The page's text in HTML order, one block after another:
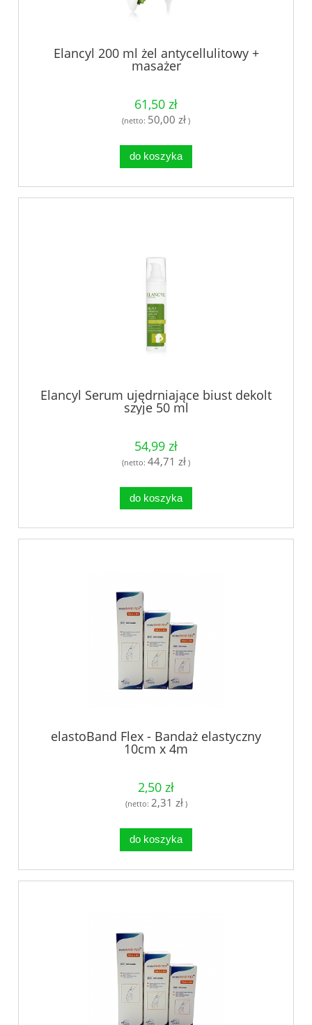
Elancyl 200 ml żel antycellulitowy +
masażer
61,50 zł
(netto: 50,00 zł )
do koszyka
Elancyl Serum ujędrniające biust dekolt
szyje 50 ml
54,99 zł
(netto: 44,71 zł )
do koszyka
elastoBand Flex - Bandaż elastyczny
10cm x 4m
2,50 zł
(netto: 2,31 zł)
do koszyka